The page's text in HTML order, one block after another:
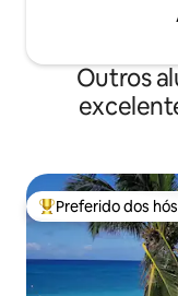
Outros
Entre os melhores
Preferido dos